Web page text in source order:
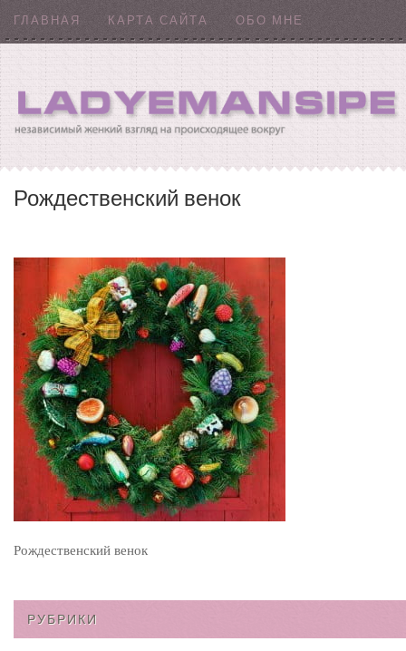
ГЛАВНАЯ КАРТА САЙТА ОБО МНЕ
Рождественский венок
Рождественский венок
РУБРИКИ